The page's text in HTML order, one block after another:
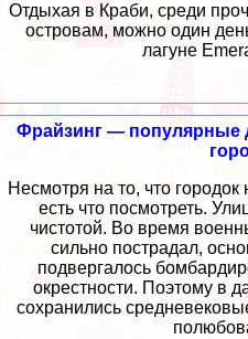
Отдыхая в Краби, среди
островам, можно один
лагуне
Фрайзинг — популярные
Несмотря на то, что
есть что посмотреть.
чистотой. Во время
сильно пострадал,
подвергалось
окрестности. Поэтому в
сохранились